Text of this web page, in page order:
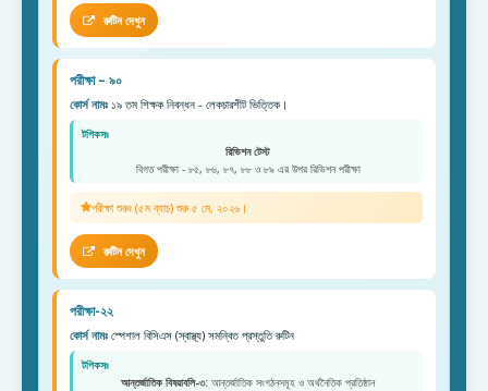
রুটিন দেখুন
পরীক্ষা – ৯০
কোর্স নামঃ ১৯ তম শিক্ষক নিবন্ধন - লেকচারশীট ভিত্তিক।
টপিকসঃ
রিভিশন টেস্ট
বিগত পরীক্ষা - ৮৫, ৮৬, ৮৭, ৮৮ ও ৮৯ এর উপর রিভিশন পরীক্ষা
পরীক্ষা শুরুঃ (৫ম ব্যাচ) শুরু ৫ মে, ২০২৬।
রুটিন দেখুন
পরীক্ষা-২২
কোর্স নামঃ স্পেশাল বিসিএস (স্বাস্থ্য) সমন্বিত প্রস্তুতি রুটিন
টপিকসঃ
আন্তর্জাতিক বিষয়াবলি-৩: আন্তর্জাতিক সংগঠনসমূহ ও অর্থনৈতিক প্রতিষ্ঠান